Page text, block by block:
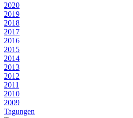
2020
2019
2018
2017
2016
2015
2014
2013
2012
2011
2010
2009
Tagungen